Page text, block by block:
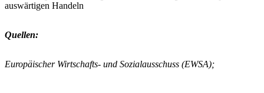
auswärtigen Handeln
Quellen:
Europäischer Wirtschafts- und Sozialausschuss (EWSA);